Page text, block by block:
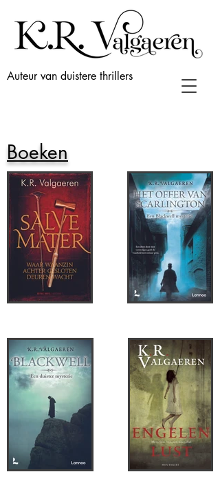
Auteur van duistere thrillers
Boeken